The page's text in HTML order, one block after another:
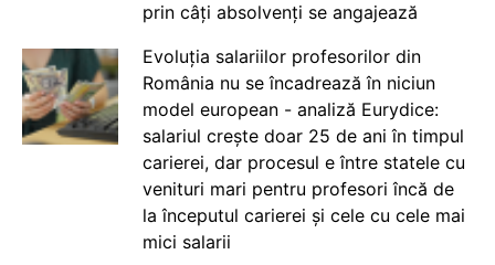
prin câți absolvenți se angajează
Evoluția salariilor profesorilor din
România nu se încadrează în niciun
model european - analiză Eurydice:
salariul crește doar 25 de ani în timpul
carierei, dar procesul e între statele cu
venituri mari pentru profesori încă de
la începutul carierei și cele cu cele mai
mici salarii